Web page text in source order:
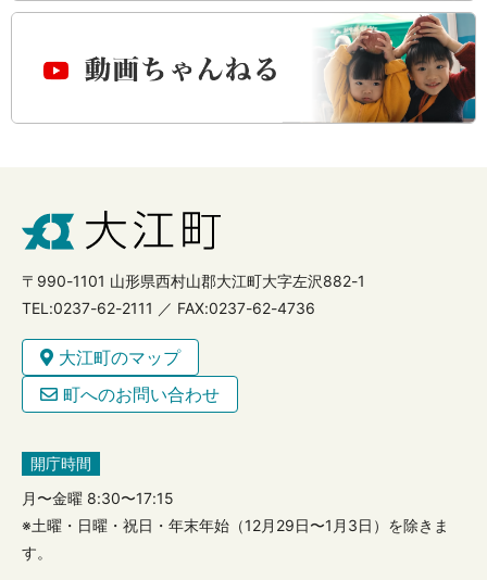
〒990-1101 山形県西村山郡大江町大字左沢882-1
TEL:0237-62-2111 ／ FAX:0237-62-4736
大江町のマップ
町へのお問い合わせ
開庁時間
月〜金曜 8:30〜17:15
※土曜・日曜・祝日・年末年始（12月29日〜1月3日）を除きま
す。